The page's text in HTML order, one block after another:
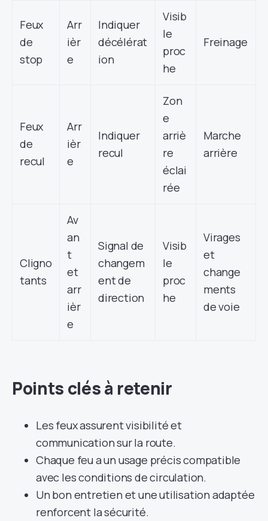
Feux
de
stop
Arr
ièr
e
Indiquer
décélérat
ion
Visib
le
proc
he
Freinage
Feux
de
recul
Arr
ièr
e
Indiquer
recul
Zon
e
arriè
re
éclai
rée
Marche
arrière
Cligno
tants
Av
an
t
et
arr
ièr
e
Signal de
changem
ent de
direction
Visib
le
proc
he
Virages
et
change
ments
de voie
Points clés à retenir
Les feux assurent visibilité et
communication sur la route.
Chaque feu a un usage précis compatible
avec les conditions de circulation.
Un bon entretien et une utilisation adaptée
renforcent la sécurité.